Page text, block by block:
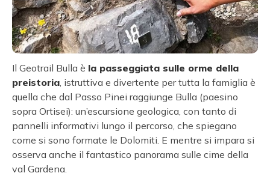
Il Geotrail Bulla è la passeggiata sulle orme della
preistoria, istruttiva e divertente per tutta la famiglia è
quella che dal Passo Pinei raggiunge Bulla (paesino
sopra Ortisei): un’escursione geologica, con tanto di
pannelli informativi lungo il percorso, che spiegano
come si sono formate le Dolomiti. E mentre si impara si
osserva anche il fantastico panorama sulle cime della
val Gardena.